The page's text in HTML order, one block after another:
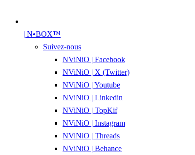
| N•BOX™
Suivez-nous
NViNiO | Facebook
NViNiO | X (Twitter)
NViNiO | Youtube
NViNiO | Linkedin
NViNiO | TopKif
NViNiO | Instagram
NViNiO | Threads
NViNiO | Behance